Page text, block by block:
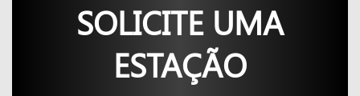
SOLICITE UMA
ESTAÇÃO